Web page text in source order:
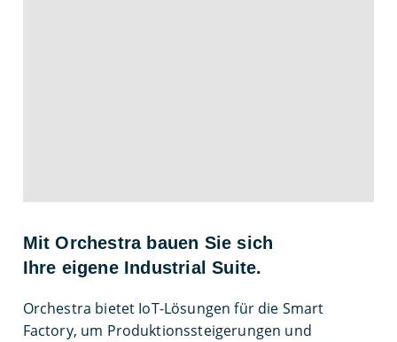
Mit Orchestra bauen Sie sich
Ihre eigene Industrial Suite.
Orchestra bietet IoT-Lösungen für die Smart
Factory, um Produktionssteigerungen und